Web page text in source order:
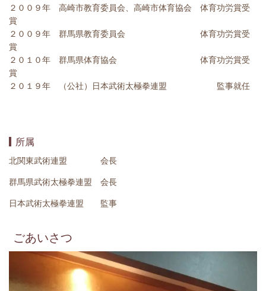
２００９年 高崎市教育委員会、高崎市体育協会 体育功労賞受
賞
２００９年 群馬県教育委員会 体育功労賞受
賞
２０１０年 群馬県体育協会 体育功労賞受
賞
２０１９年 （公社）日本武術太極拳連盟 監事就任
所属
北関東武術連盟 会長
群馬県武術太極拳連盟 会長
日本武術太極拳連盟 監事
ごあいさつ